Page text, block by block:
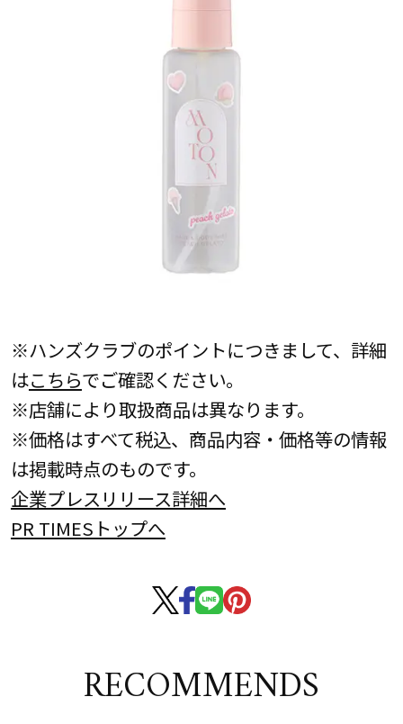
※ハンズクラブのポイントにつきまして、詳細
はこちらでご確認ください。
※店舗により取扱商品は異なります。
※価格はすべて税込、商品内容・価格等の情報
は掲載時点のものです。
企業プレスリリース詳細へ
PR TIMESトップへ
RECOMMENDS